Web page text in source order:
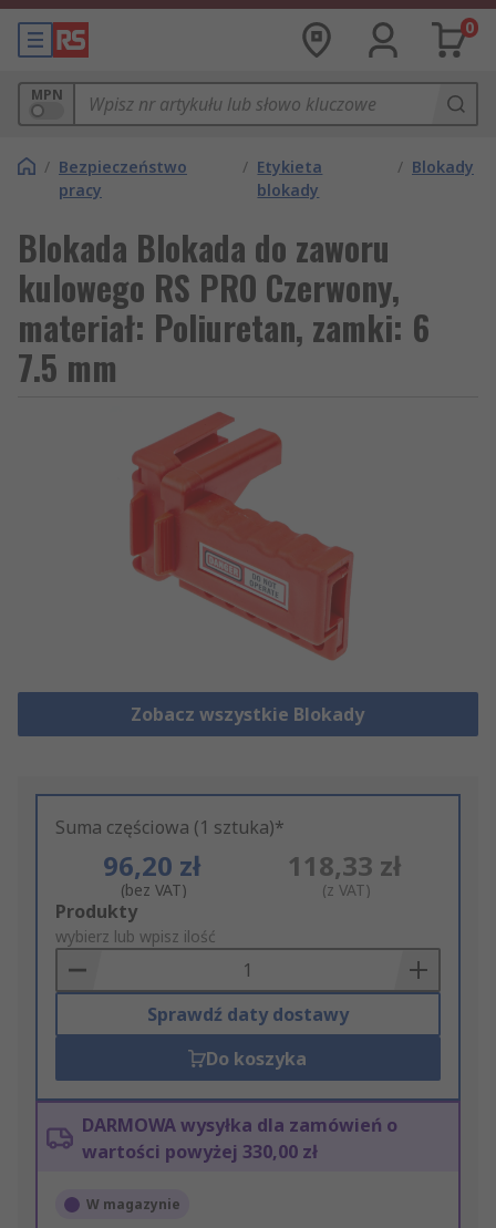
0
MPN
/ Bezpieczeństwo
pracy
/ Etykieta
blokady
/ Blokady
Blokada Blokada do zaworu
kulowego RS PRO Czerwony,
materiał: Poliuretan, zamki: 6
7.5 mm
Zobacz wszystkie Blokady
Suma częściowa (1 sztuka)*
96,20 zł
(bez VAT)
118,33 zł
(z VAT)
Add
to
Basket
Produkty
wybierz lub wpisz ilość
Sprawdź daty dostawy
Do koszyka
DARMOWA wysyłka dla zamówień o
wartości powyżej 330,00 zł
W magazynie